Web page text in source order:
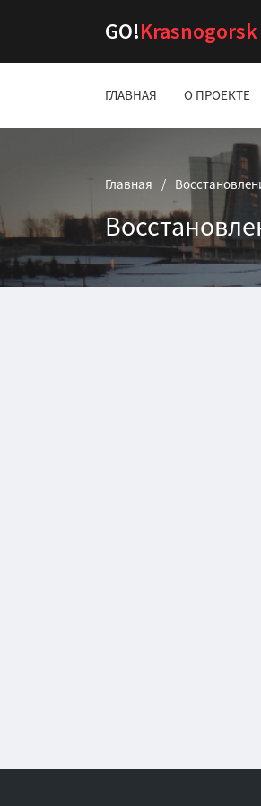
GO!Krasnogorsk
ГЛАВНАЯ О ПРОЕКТЕ
Главная